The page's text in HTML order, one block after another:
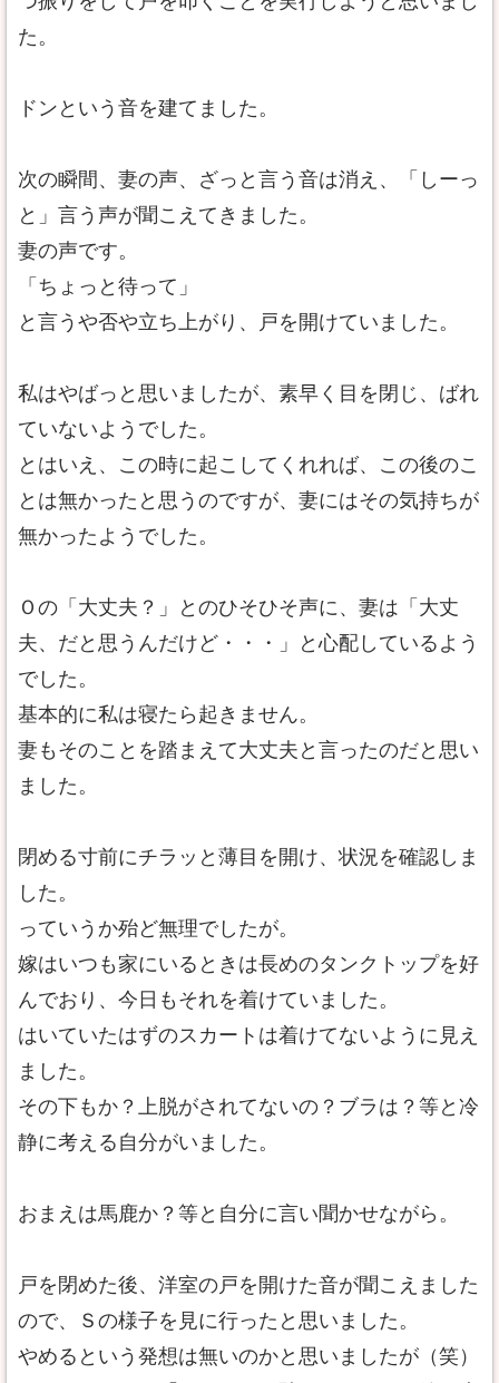
た。
ドンという音を建てました。
次の瞬間、妻の声、ざっと言う音は消え、「しーっ
と」言う声が聞こえてきました。
妻の声です。
「ちょっと待って」
と言うや否や立ち上がり、戸を開けていました。
私はやばっと思いましたが、素早く目を閉じ、ばれ
ていないようでした。
とはいえ、この時に起こしてくれれば、この後のこ
とは無かったと思うのですが、妻にはその気持ちが
無かったようでした。
Ｏの「大丈夫？」とのひそひそ声に、妻は「大丈
夫、だと思うんだけど・・・」と心配しているよう
でした。
基本的に私は寝たら起きません。
妻もそのことを踏まえて大丈夫と言ったのだと思い
ました。
閉める寸前にチラッと薄目を開け、状況を確認しま
した。
っていうか殆ど無理でしたが。
嫁はいつも家にいるときは長めのタンクトップを好
んでおり、今日もそれを着けていました。
はいていたはずのスカートは着けてないように見え
ました。
その下もか？上脱がされてないの？ブラは？等と冷
静に考える自分がいました。
おまえは馬鹿か？等と自分に言い聞かせながら。
戸を閉めた後、洋室の戸を開けた音が聞こえました
ので、Ｓの様子を見に行ったと思いました。
やめるという発想は無いのかと思いましたが（笑）